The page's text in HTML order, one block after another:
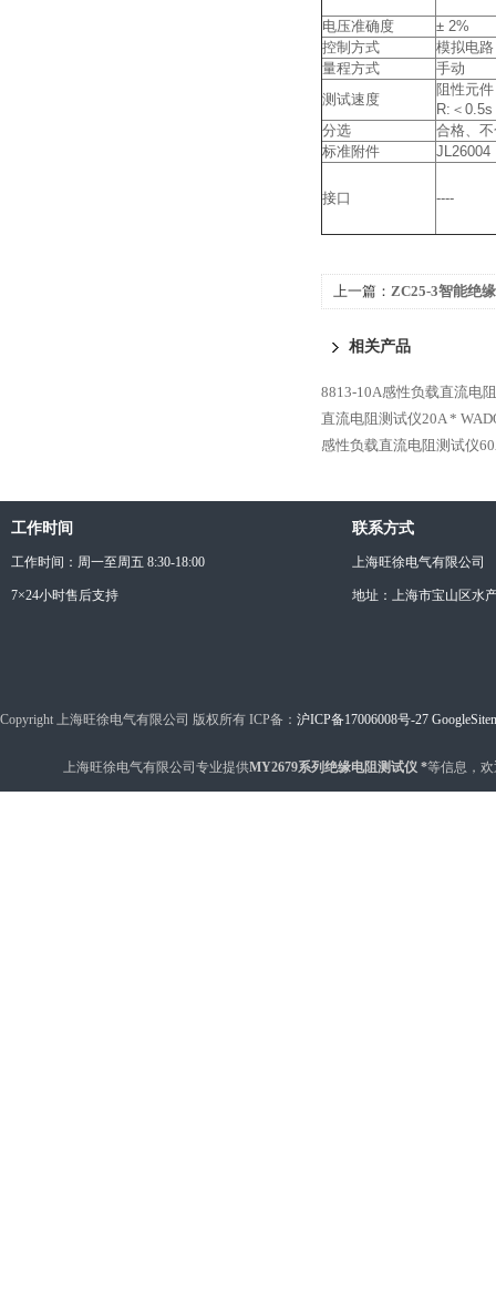
电压准确度
± 2%
控制方式
模拟电路
量程方式
手动
测试速度
阻性元
R:＜
分选
合格、
标准附件
JL26004
接口 ----
上一篇： ZC25-3智能绝
相关产品
8813-10A感性负载直流电
直流电阻测试仪20A *
感性负载直流电阻测试仪
工作时间
工作时间：周一至周五 8:30-18:00
7×24小时售后支持
联系方式
上海旺徐电气有限公司
地址：上海市宝山区水
Copyright 上海旺徐电气有限公司 版权所有 ICP备： 沪ICP备17006008号-27
上海旺徐电气有限公司专业提供MY2679系列绝缘电阻测试仪 *等信息，